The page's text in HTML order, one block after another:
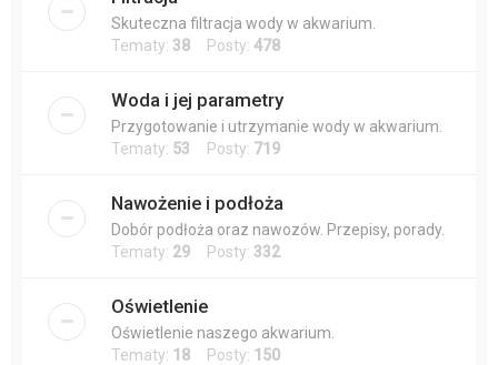
Skuteczna filtracja wody w akwarium.
Tematy: 38 Posty: 478
Woda i jej parametry
Przygotowanie i utrzymanie wody w akwarium.
Tematy: 53 Posty: 719
Nawożenie i podłoża
Dobór podłoża oraz nawozów. Przepisy, porady.
Tematy: 29 Posty: 332
Oświetlenie
Oświetlenie naszego akwarium.
Tematy: 18 Posty: 150